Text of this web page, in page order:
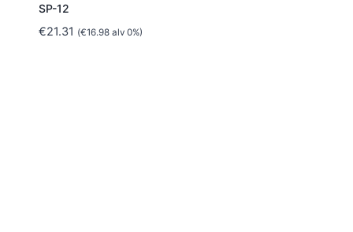
SP-12
€21.31 (€16.98alv 0%)